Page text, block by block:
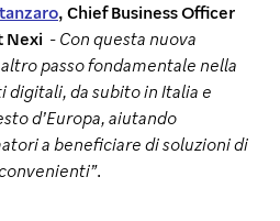
, Chief Business Officer
Nexi - Con questa nuova
passo fondamentale nella
digitali, da subito in Italia e
d’Europa, aiutando
a beneficiare di soluzioni di
.